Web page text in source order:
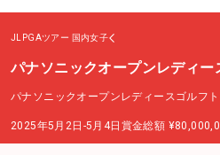
JLPGAツアー 国内女子
パナソニックオープンレディー
パナソニックオープンレディースゴルフ
2025年5月2日-5月4日 賞金総額